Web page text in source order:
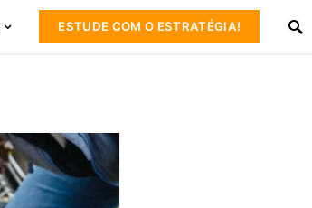
ESTUDE COM O ESTRATÉGIA!